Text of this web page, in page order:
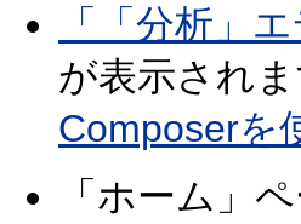
「「分析」エ
が表示され
Composerを
「ホーム」